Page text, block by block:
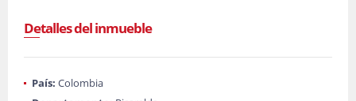
Detalles del inmueble
País: Colombia